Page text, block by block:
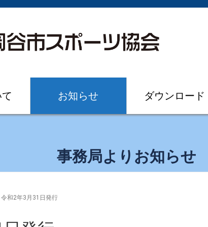
お知らせ ダウンロード
事務局よりお知らせ
和2年3月31日発行